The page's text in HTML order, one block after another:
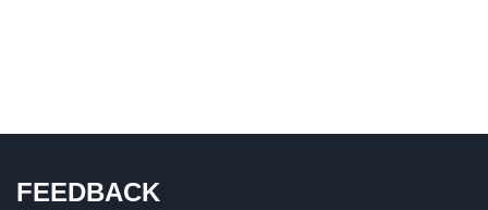
FEEDBACK